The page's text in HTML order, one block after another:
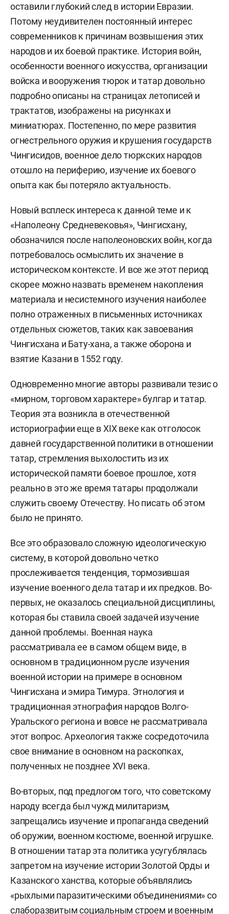
оставили глубокий след в истории Евразии.
Потому неудивителен постоянный интерес
современников к причинам возвышения этих
народов и их боевой практике. История войн,
особенности военного искусства, организации
войска и вооружения тюрок и татар довольно
подробно описаны на страницах летописей и
трактатов, изображены на рисунках и
миниатюрах. Постепенно, по мере развития
огнестрельного оружия и крушения государств
Чингисидов, военное дело тюркских народов
отошло на периферию, изучение их боевого
опыта как бы потеряло актуальность.
Новый всплеск интереса к данной теме и к
«Наполеону Средневековья», Чингисхану,
обозначился после наполеоновских войн, когда
потребовалось осмыслить их значение в
историческом контексте. И все же этот период
скорее можно назвать временем накопления
материала и несистемного изучения наиболее
полно отраженных в письменных источниках
отдельных сюжетов, таких как завоевания
Чингисхана и Бату-хана, а также оборона и
взятие Казани в 1552 году.
Одновременно многие авторы развивали тезис о
«мирном, торговом характере» булгар и татар.
Теория эта возникла в отечественной
историографии еще в XIX веке как отголосок
давней государственной политики в отношении
татар, стремления выхолостить из их
исторической памяти боевое прошлое, хотя
реально в это же время татары продолжали
служить своему Отечеству. Но писать об этом
было не принято.
Все это образовало сложную идеологическую
систему, в которой довольно четко
прослеживается тенденция, тормозившая
изучение военного дела татар и их предков. Во-
первых, не оказалось специальной дисциплины,
которая бы ставила своей задачей изучение
данной проблемы. Военная наука
рассматривала ее в самом общем виде, в
основном в традиционном русле изучения
военной истории на примере в основном
Чингисхана и эмира Тимура. Этнология и
традиционная этнография народов Волго-
Уральского региона и вовсе не рассматривала
этот вопрос. Археология также сосредоточила
свое внимание в основном на раскопках,
полученных не позднее XVI века.
Во-вторых, под предлогом того, что советскому
народу всегда был чужд милитаризм,
запрещались изучение и пропаганда сведений
об оружии, военном костюме, военной игрушке.
В отношении татар эта политика усугублялась
запретом на изучение истории Золотой Орды и
Казанского ханства, которые объявлялись
«рыхлыми паразитическими объединениями» со
слаборазвитым социальным строем и военным